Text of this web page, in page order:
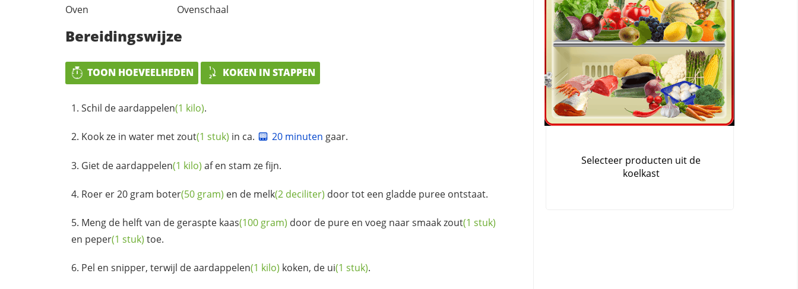
Oven
Ovenschaal
Bereidingswijze
TOON HOEVEELHEDEN KOKEN IN STAPPEN
Schil deaardappelen(1 kilo).
Kook ze in water metzout(1 stuk) in ca. 20 minuten gaar.
Giet deaardappelen(1 kilo) af en stam ze fijn.
Roer er 20 gram boter(50 gram) en de melk(2 deciliter) door tot een gladde puree ontstaat.
Meng de helft van de geraspte kaas(100 gram) door de pure en voeg naar smaakzout(1 stuk)
en peper(1 stuk) toe.
Pel en snipper, terwijl deaardappelen(1 kilo) koken, de ui(1 stuk).